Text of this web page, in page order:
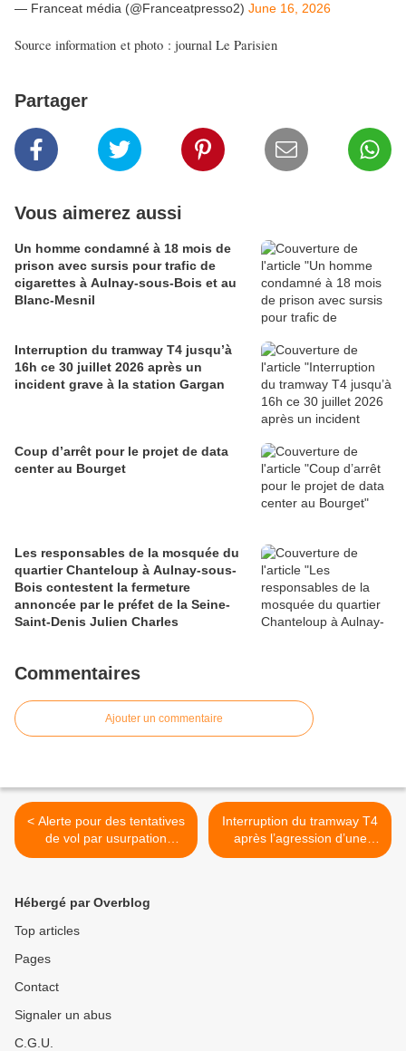
— Franceat média (@Franceatpresso2) June 16, 2026
Source information et photo : journal Le Parisien
Partager
Vous aimerez aussi
Un homme condamné à 18 mois de
prison avec sursis pour trafic de
cigarettes à Aulnay-sous-Bois et au
Blanc-Mesnil
Interruption du tramway T4 jusqu’à
16h ce 30 juillet 2026 après un
incident grave à la station Gargan
Coup d’arrêt pour le projet de data
center au Bourget
Les responsables de la mosquée du
quartier Chanteloup à Aulnay-sous-
Bois contestent la fermeture
annoncée par le préfet de la Seine-
Saint-Denis Julien Charles
Commentaires
Ajouter un commentaire
< Alerte pour des tentatives
de vol par usurpation
d’identité à Aulnay-sous-
Interruption du tramway T4
après l’agression d’une
équipe de contrôle en gare
Hébergé par Overblog
Top articles
Pages
Contact
Signaler un abus
C.G.U.